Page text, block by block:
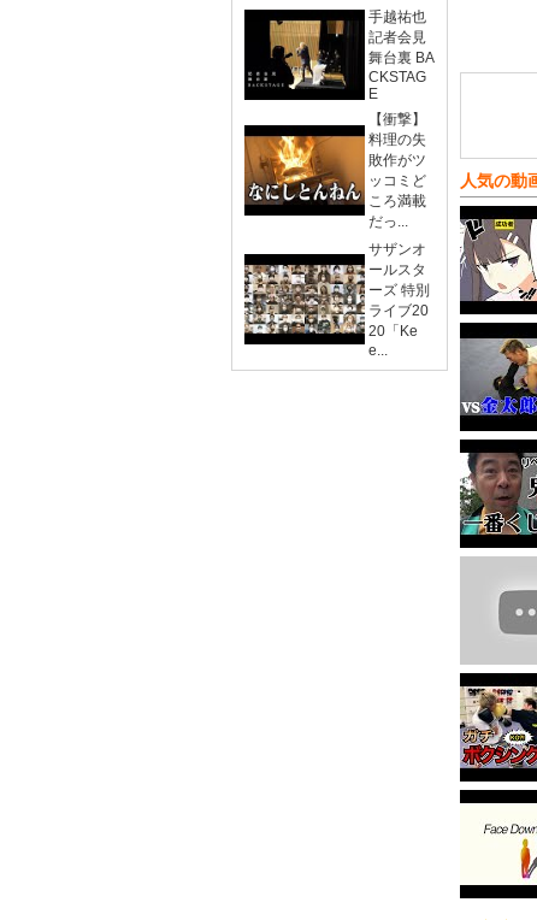
手越祐也
記者会見
舞台裏 BA
CKSTAG
E
【衝撃】
料理の失
敗作がツ
ッコミど
ころ満載
だっ...
サザンオ
ールスタ
ーズ 特別
ライブ20
20「Ke
e...
人気の動